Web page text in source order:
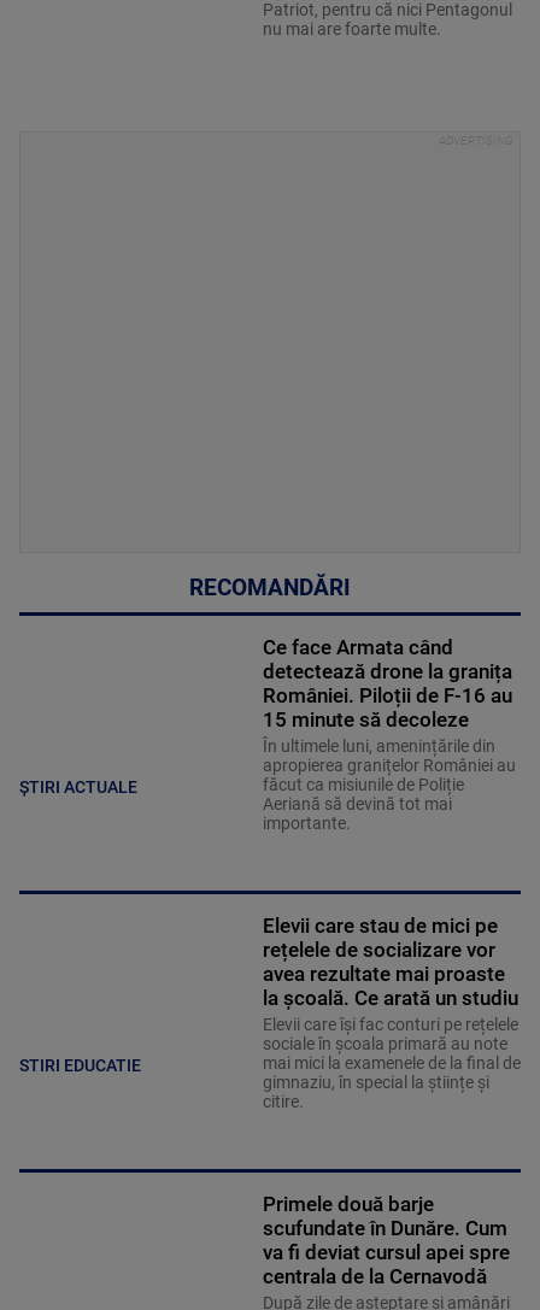
Patriot, pentru că nici Pentagonul
nu mai are foarte multe.
RECOMANDĂRI
ȘTIRI ACTUALE
Ce face Armata când
detectează drone la granița
României. Piloții de F-16 au
15 minute să decoleze
În ultimele luni, amenințările din
apropierea granițelor României au
făcut ca misiunile de Poliție
Aeriană să devină tot mai
importante.
STIRI EDUCATIE
Elevii care stau de mici pe
rețelele de socializare vor
avea rezultate mai proaste
la școală. Ce arată un studiu
Elevii care îşi fac conturi pe rețelele
sociale în școala primară au note
mai mici la examenele de la final de
gimnaziu, în special la științe și
citire.
Primele două barje
scufundate în Dunăre. Cum
va fi deviat cursul apei spre
centrala de la Cernavodă
După zile de așteptare și amânări